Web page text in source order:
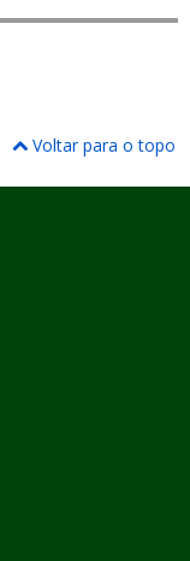
Voltar para o topo